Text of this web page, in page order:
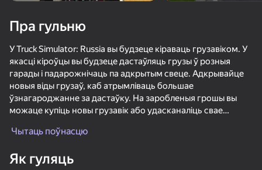
Дрифт суета на ЗИЛЕ
Пра гульню
У Truck Simulator: Russia вы будзеце кіраваць грузавіком. У
якасці кіроўцы вы будзеце дастаўляць грузы ў розныя
гарады і падарожнічаць па адкрытым свеце. Адкрывайце
новыя віды грузаў, каб атрымліваць большае
ўзнагароджанне за дастаўку. На заробленыя грошы вы
можаце купіць новы грузавік або удасканаліць свае
Мноства налад кіравання і прадукцыйнасці дазволяць вам
Чытаць поўнасцю
Як гуляць